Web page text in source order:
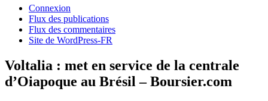
Connexion
Flux des publications
Flux des commentaires
Site de WordPress-FR
Voltalia : met en service de la centrale
d’Oiapoque au Brésil – Boursier.com